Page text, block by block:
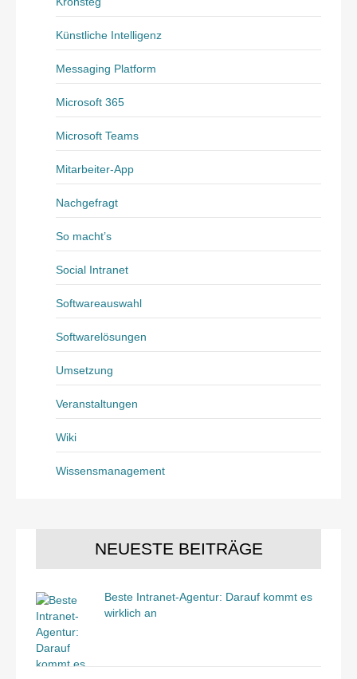
Künstliche Intelligenz
Messaging Platform
Microsoft 365
Microsoft Teams
Mitarbeiter-App
Nachgefragt
So macht’s
Social Intranet
Softwareauswahl
Softwarelösungen
Umsetzung
Veranstaltungen
Wiki
Wissensmanagement
NEUESTE BEITRÄGE
Beste Intranet-Agentur: Darauf kommt es
wirklich an